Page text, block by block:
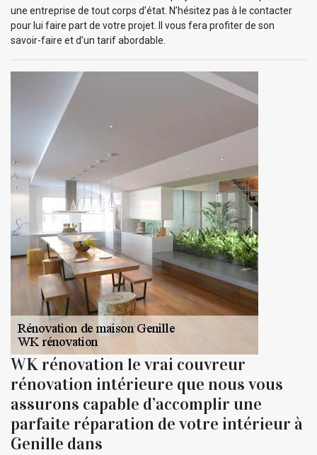
une entreprise de tout corps d’état. N’hésitez pas à le contacter
pour lui faire part de votre projet. Il vous fera profiter de son
savoir-faire et d’un tarif abordable.
WK rénovation le vrai couvreur
rénovation intérieure que nous vous
assurons capable d’accomplir une
parfaite réparation de votre intérieur à
Genille dans